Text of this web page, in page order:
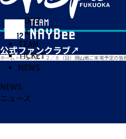
HOME
MATCH
TEAM
TICKET
NEWS
ホーム > ニュース> ２／８（日）岡山戦ご来場予定の
NEWS
ニュース